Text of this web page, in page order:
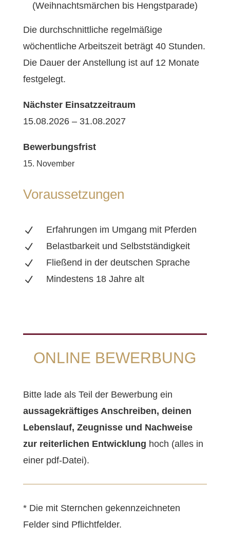
(Weihnachtsmärchen bis Hengstparade)
Die durchschnittliche regelmäßige
wöchentliche Arbeitszeit beträgt 40 Stunden.
Die Dauer der Anstellung ist auf 12 Monate
festgelegt.
Nächster Einsatzzeitraum
15.08.2026 – 31.08.2027
Bewerbungsfrist
15. November
Voraussetzungen
N Erfahrungen im Umgang mit Pferden
N Belastbarkeit und Selbstständigkeit
N Fließend in der deutschen Sprache
N Mindestens 18 Jahre alt
ONLINE BEWERBUNG
Bitte lade als Teil der Bewerbung ein
aussagekräftiges Anschreiben, deinen
Lebenslauf, Zeugnisse und Nachweise
zur reiterlichen Entwicklung hoch (alles in
einer pdf-Datei).
* Die mit Sternchen gekennzeichneten
Felder sind Pflichtfelder.